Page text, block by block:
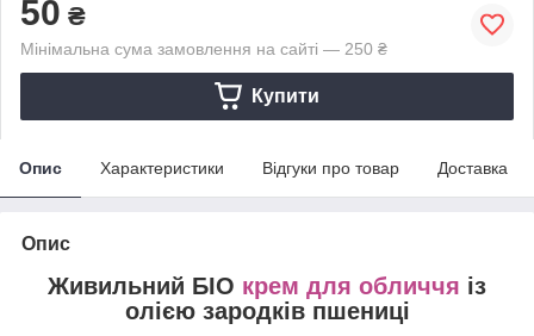
50 ₴
Мінімальна сума замовлення на сайті — 250 ₴
Купити
Опис Характеристики Відгуки про товар Доставка
Опис
Живильний БІО крем для обличчя із
олією зародків пшениці